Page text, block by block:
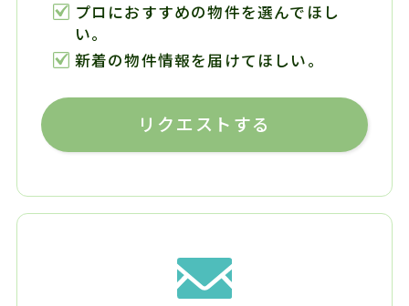
プロにおすすめの物件を選んでほし
い。
新着の物件情報を届けてほしい。
リクエストする